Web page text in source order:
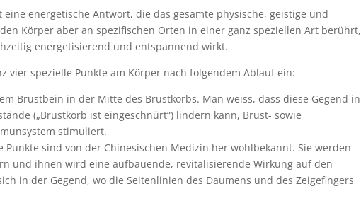
energetische Antwort, die das gesamte physische, geistige und
Körper aber an spezifischen Orten in einer ganz speziellen Art berührt,
energetisierend und entspannend wirkt.
vier spezielle Punkte am Körper nach folgendem Ablauf ein:
Brustbein in der Mitte des Brustkorbs. Man weiss, dass diese Gegend in
(„Brustkorb ist eingeschnürt“) lindern kann, Brust- sowie
stimuliert.
Punkte sind von der Chinesischen Medizin her wohlbekannt. Sie werden
und ihnen wird eine aufbauende, revitalisierende Wirkung auf den
in der Gegend, wo die Seitenlinien des Daumens und des Zeigefingers